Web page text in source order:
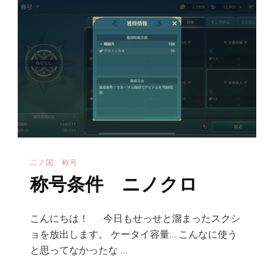
ク
ロ
の
二ノ国 称号
称号条件 ニノクロ
こんにちは！ 今日もせっせと溜まったスクシ
ョを放出します。 ケータイ容量… こんなに使う
と思ってなかったな …